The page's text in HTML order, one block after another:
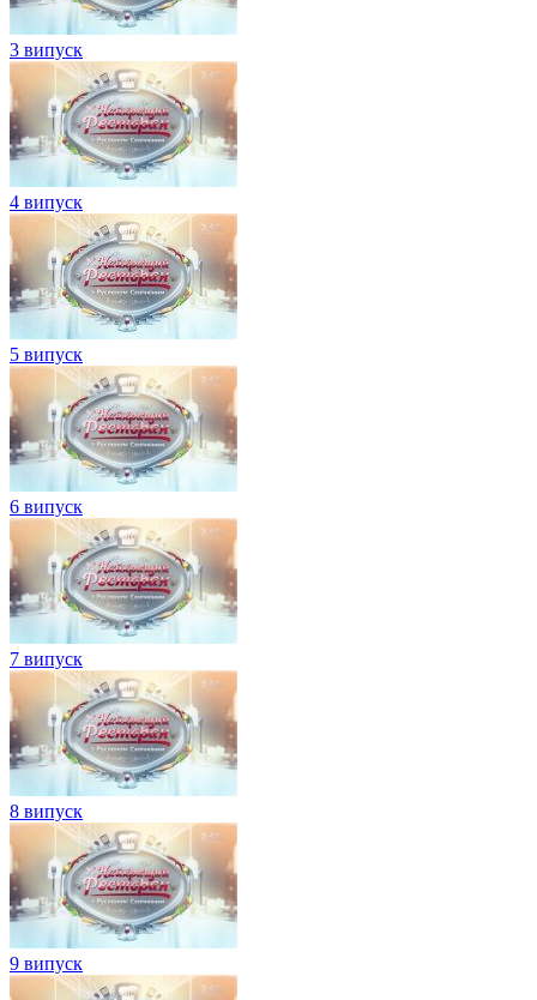
3 випуск
4 випуск
5 випуск
6 випуск
7 випуск
8 випуск
9 випуск